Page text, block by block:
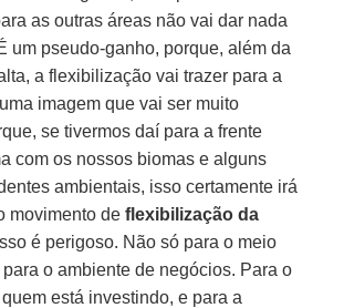
as outras áreas não vai dar nada
um pseudo-ganho, porque, além da
a flexibilização vai trazer para a
imagem que vai ser muito
se tivermos daí para a frente
com os nossos biomas e alguns
ambientais, isso certamente irá
movimento deflexibilização da
é perigoso. Não só para o meio
o ambiente de negócios. Para o
está investindo, e para a